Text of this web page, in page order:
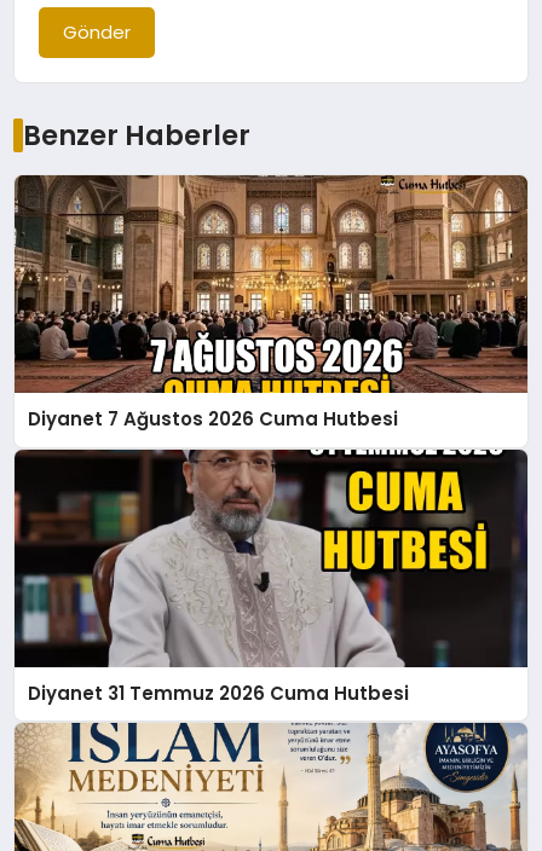
Gönder
Benzer Haberler
Diyanet 7 Ağustos 2026 Cuma Hutbesi
Diyanet 31 Temmuz 2026 Cuma Hutbesi